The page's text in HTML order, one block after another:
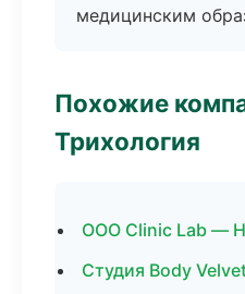
медицинским
Похожие
Трихология
ООО Clinic Lab —
Студия Body